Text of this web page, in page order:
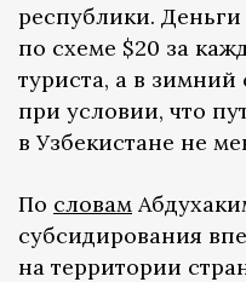
республики.
по схеме $20 за
туриста, а в зимний
при условии, что
в Узбекистане не
По словам
субсидирования
на территории